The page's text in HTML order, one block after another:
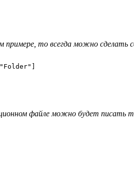
примере, то всегда можно сделать
файле можно будет писать